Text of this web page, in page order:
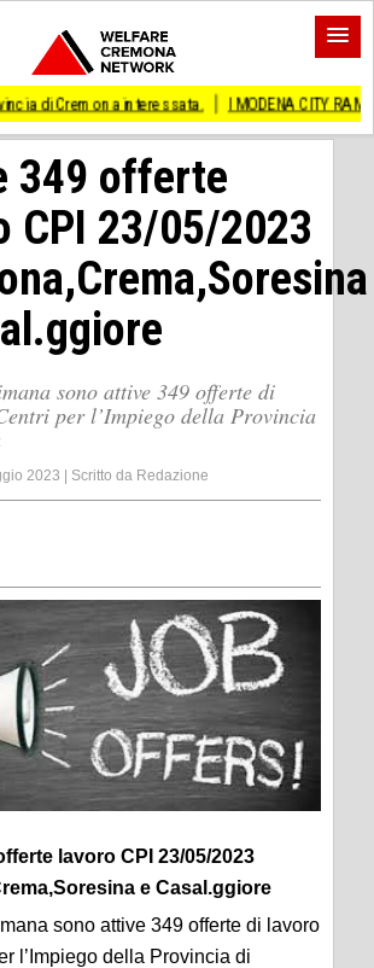
interessata. I MODENA CITY RAMBLERS ARRIVANO
349 offerte
CPI 23/05/2023
sono attive 349 offerte di
per l’Impiego della Provincia
2023 Scritto da Redazione
lavoro CPI 23/05/2023
e Casal.ggiore
sono attive 349 offerte di lavoro
l’Impiego della Provincia di